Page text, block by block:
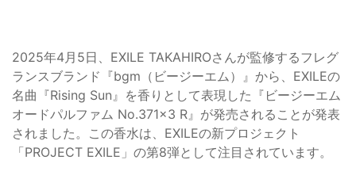
2025年4月5日、EXILE TAKAHIROさんが監修するフレグ
ランスブランド『bgm（ビージーエム）』から、EXILEの
名曲『Rising Sun』を香りとして表現した『ビージーエム
オードパルファム No.371×3 R』が発売されることが発表
されました。この香水は、EXILEの新プロジェクト
「PROJECT EXILE」の第8弾として注目されています。